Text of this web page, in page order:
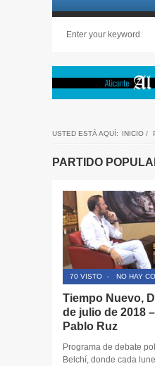
USTED ESTÁ AQUÍ: INICIO /
PARTIDO
70 VISTO - NO HAY
Tiempo Nuevo,
de julio de 2018
Pablo Ruz
Programa de debate
Belchí, donde cada